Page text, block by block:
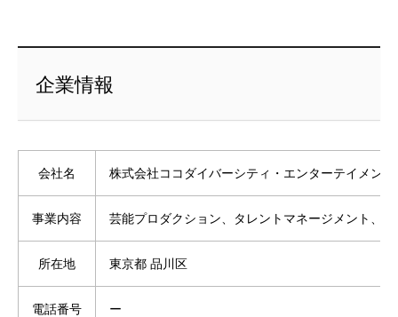
企業情報
会社名 株式会社ココダイバーシティ・エンターテイメント
事業内容 芸能プロダクション、タレントマネージメント、
所在地 東京都 品川区
電話番号 ー